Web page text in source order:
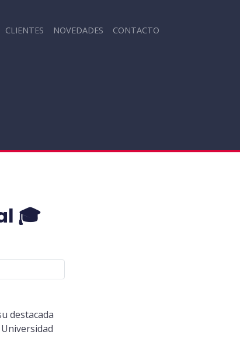
CLIENTES NOVEDADES CONTACTO
🎓
destacada